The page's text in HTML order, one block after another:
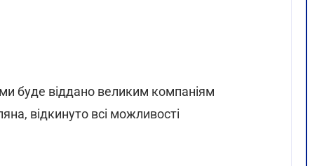
буде віддано великим компаніям
відкинуто всі можливості